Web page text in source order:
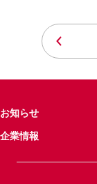
お知らせ
企業情報